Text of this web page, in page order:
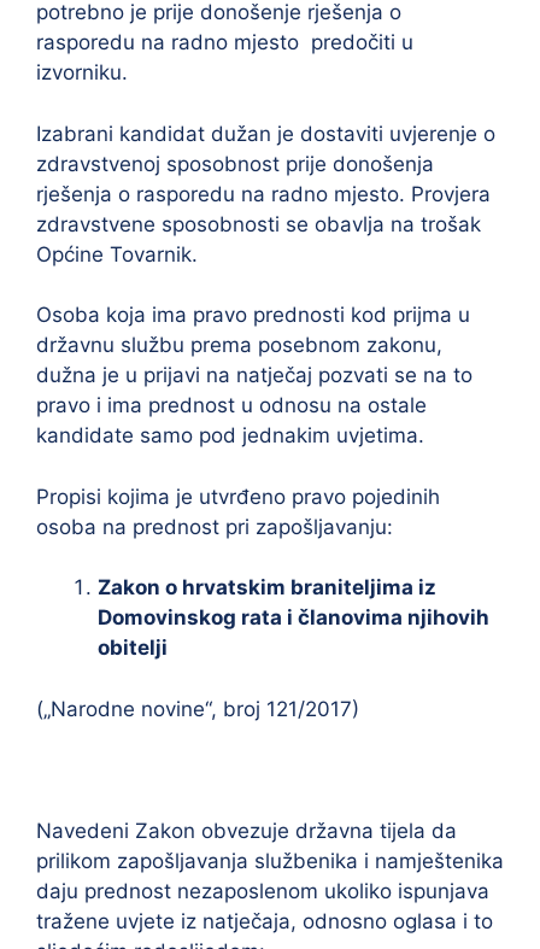
potrebno je prije donošenje rješenja o
rasporedu na radno mjesto predočiti u
izvorniku.
Izabrani kandidat dužan je dostaviti uvjerenje o
zdravstvenoj sposobnost prije donošenja
rješenja o rasporedu na radno mjesto. Provjera
zdravstvene sposobnosti se obavlja na trošak
Općine Tovarnik.
Osoba koja ima pravo prednosti kod prijma u
državnu službu prema posebnom zakonu,
dužna je u prijavi na natječaj pozvati se na to
pravo i ima prednost u odnosu na ostale
kandidate samo pod jednakim uvjetima.
Propisi kojima je utvrđeno pravo pojedinih
osoba na prednost pri zapošljavanju:
Zakon o hrvatskim braniteljima iz
Domovinskog rata i članovima njihovih
obitelji
(„Narodne novine“, broj 121/2017)
Navedeni Zakon obvezuje državna tijela da
prilikom zapošljavanja službenika i namještenika
daju prednost nezaposlenom ukoliko ispunjava
tražene uvjete iz natječaja, odnosno oglasa i to